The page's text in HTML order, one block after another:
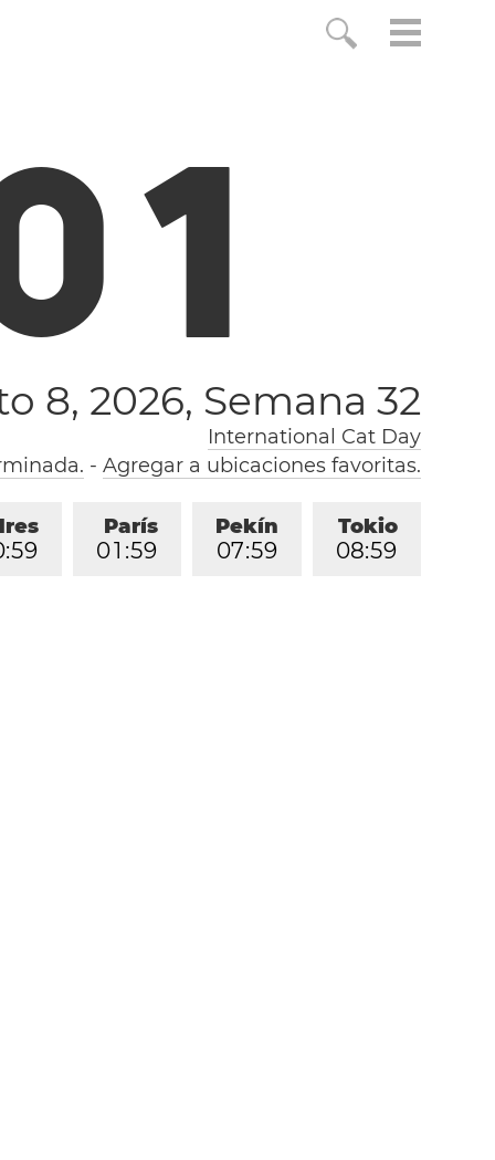
2
8, 2026, Semana 32
International Cat Day
- Agregar a ubicaciones favoritas.
Tokio
08:59
Pekín
07:59
París
01 :59
:59